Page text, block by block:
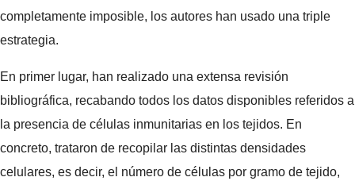
completamente imposible, los autores han usado una triple
estrategia.
En primer lugar, han realizado una extensa revisión
bibliográfica, recabando todos los datos disponibles referidos a
la presencia de células inmunitarias en los tejidos. En
concreto, trataron de recopilar las distintas densidades
celulares, es decir, el número de células por gramo de tejido,